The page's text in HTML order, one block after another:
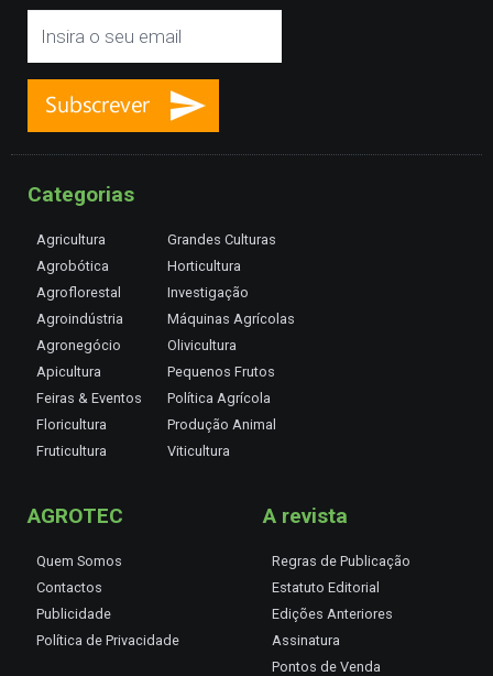
Categorias
Agricultura
Agrobótica
Agroflorestal
Agroindústria
Agronegócio
Apicultura
Feiras & Eventos
Floricultura
Fruticultura
Grandes Culturas
Horticultura
Investigação
Máquinas Agrícolas
Olivicultura
Pequenos Frutos
Política Agrícola
Produção Animal
Viticultura
AGROTEC
Quem Somos
Contactos
Publicidade
Política de Privacidade
A revista
Regras de Publicação
Estatuto Editorial
Edições Anteriores
Assinatura
Pontos de Venda